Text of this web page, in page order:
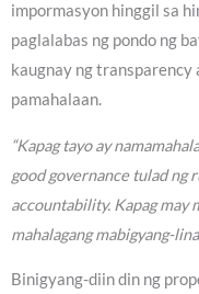
impormasyon hinggil sa
paglalabas ng pondo ng
kaugnay ng
pamahalaan.
“Kapag tayo ay
good governance tulad ng
accountability. Kapag may
mahalagang mabigyang-
Binigyang-diin din ng